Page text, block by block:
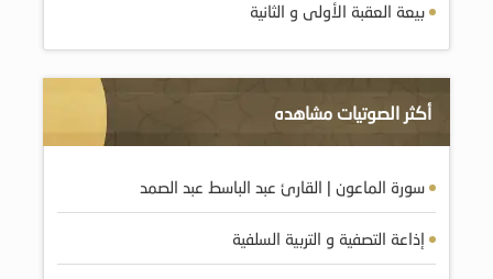
بيعة العقبة الأولى و الثانية
أكثر الصوتيات مشاهده
سورة الماعون | القارئ عبد الباسط عبد الصمد
إذاعة التصفية و التربية السلفية